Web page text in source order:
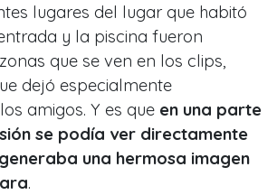
lugares del lugar que habitó
y la piscina fueron
que se ven en los clips,
dejó especialmente
amigos. Y es que en una parte
se podía ver directamente
una hermosa imagen
.